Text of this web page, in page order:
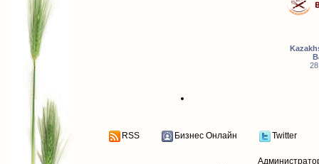
RSS Бизнес Онлайн Twitter